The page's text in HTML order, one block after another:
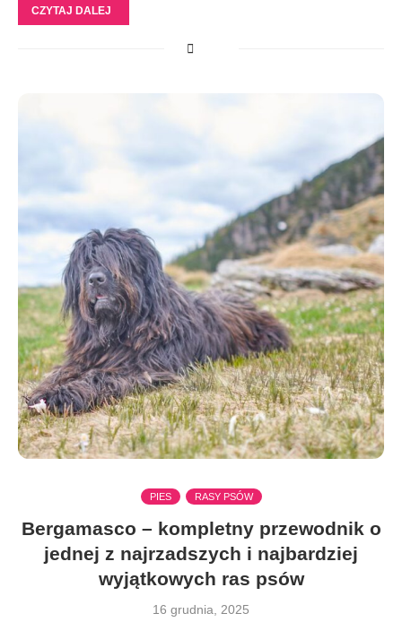
CZYTAJ DALEJ
PIES RASY PSÓW
Bergamasco – kompletny przewodnik o
jednej z najrzadszych i najbardziej
wyjątkowych ras psów
16 grudnia, 2025